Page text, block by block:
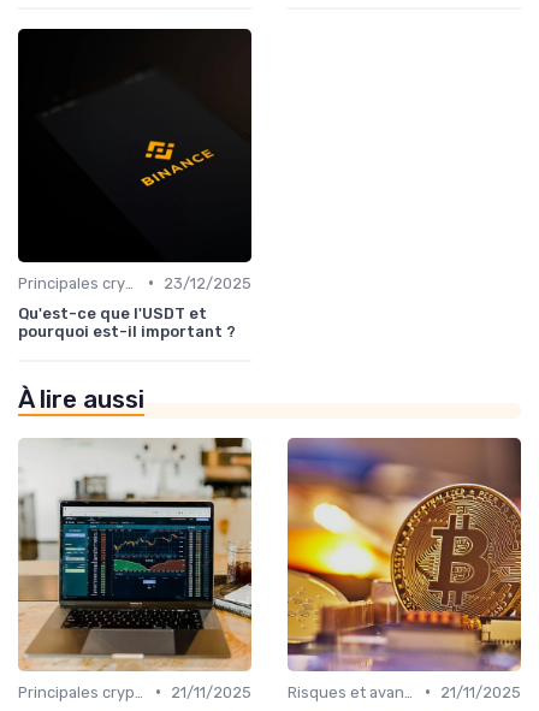
•
23/12/2025
Qu'est-ce que l'USDT et
pourquoi est-il important ?
À lire aussi
•
21/11/2025
•
21/11/2025